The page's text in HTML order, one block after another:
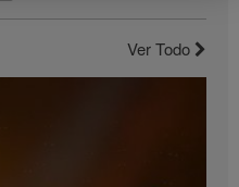
de ventas o
varios Miembros
se encuentran en
Plan de Marketing y que
Ver Todo